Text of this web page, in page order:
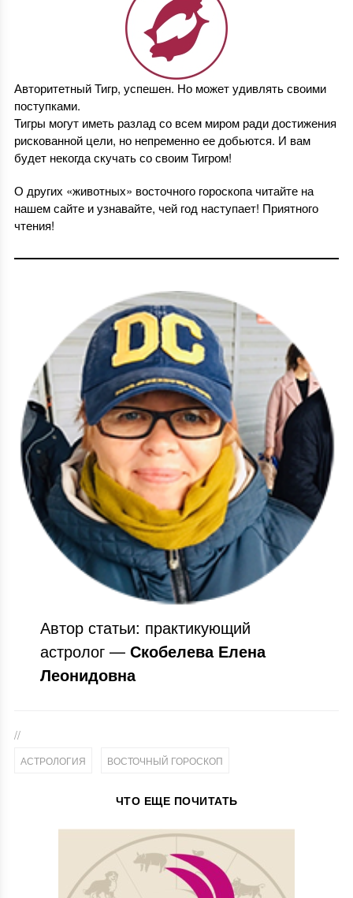
Авторитетный Тигр, успешен. Но может удивлять своими
поступками.
Тигры могут иметь разлад со всем миром ради достижения
рискованной цели, но непременно ее добьются. И вам
будет некогда скучать со своим Тигром!
О других «животных» восточного гороскопа читайте на
нашем сайте и узнавайте, чей год наступает! Приятного
чтения!
Автор статьи: практикующий
астролог — Скобелева Елена
Леонидовна
//
АСТРОЛОГИЯ ВОСТОЧНЫЙ ГОРОСКОП
ЧТО ЕЩЕ ПОЧИТАТЬ